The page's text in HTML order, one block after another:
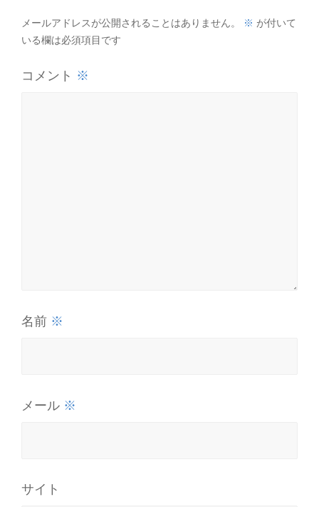
メールアドレスが公開されることはありません。 ※ が付いて
いる欄は必須項目です
コメント ※
名前 ※
メール ※
サイト